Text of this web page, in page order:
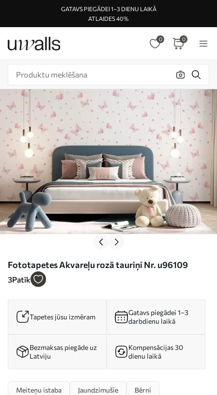
GATAVS PIEGĀDEI 1–3 DIENU LAIKĀ
ATLAIDES 40%
0 0
Fototapetes Akvareļu rozā tauriņi Nr. u96109
3Patīk
Tapetes jūsu izmēram
Gatavs piegādei 1–3
darbdienu laikā
Bezmaksas piegāde uz
Latviju
Kompensācijas 30
dienu laikā
Meiteņu istaba Jaundzimušie Bērni